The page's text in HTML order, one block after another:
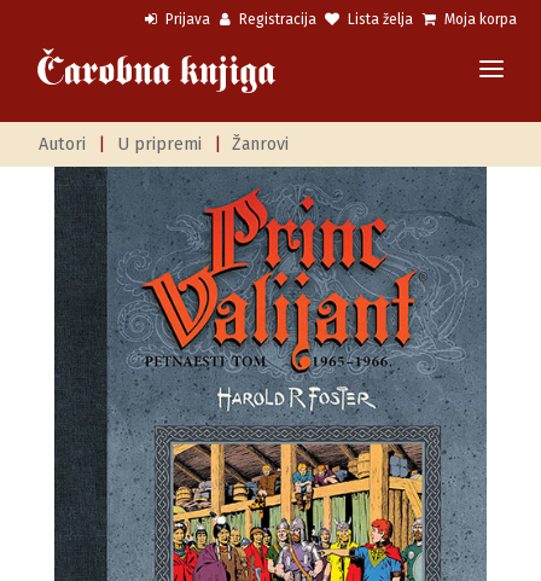
Prijava Registracija Lista želja Moja korpa
Autori U pripremi Žanrovi